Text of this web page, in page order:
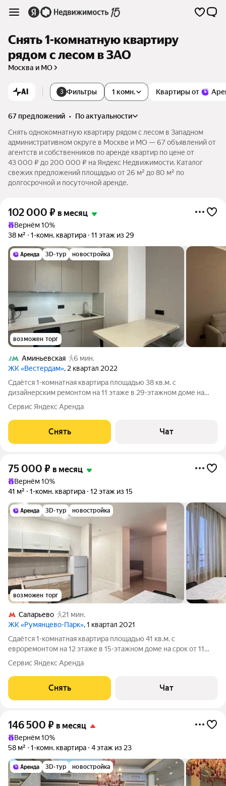
Снять 1-комнатную квартиру
рядом с лесом в ЗАО
Москва и МО
AI 3 Фильтры Квартиры от
1 комн.
67 предложений •
по актуальности
Снять однокомнатную квартиру рядом с лесом в Западном
административном округе в Москве и МО — 67 объявлений от
агентств и собственников по аренде квартир по цене от
43 000 ₽ до 200 000 ₽ на Яндекс Недвижимости. Каталог
свежих предложений площадью от 26 м² до 80 м² по
долгосрочной и посуточной аренде.
102 000 ₽ в месяц
Вернём 10%
38 м²
1-комн. квартира 11 этаж из 29
3D-тур новостройка
возможен торг
Аминьевская
6 мин.
ЖК «Вестердам», 2 квартал 2022
Сдаётся 1-комнатная квартира площадью 38 кв.м. с
дизайнерским ремонтом на 11 этаже в 29-этажном доме на
срок от 11 месяцев. Из техники есть: Духовой шкаф Стиральная
машина Холодильник Посудомоечная машина Кондиционер
Дом - монолитный, окна
Сервис Яндекс Аренда
Снять Чат
75 000 ₽ в месяц
Вернём 10%
41 м²
1-комн. квартира 12 этаж из 15
3D-тур новостройка
возможен торг
Саларьево
21 мин.
ЖК «Румянцево-Парк», 1 квартал 2021
Сдаётся 1-комнатная квартира площадью 41 кв.м. с
евроремонтом на 12 этаже в 15-этажном доме на срок от 11
месяцев. Из техники есть: Телевизор Духовой шкаф
Стиральная машина Холодильник Дом - кирпичный, окна
выходят во двор. В подъезде 2 лифта - 1
Сервис Яндекс Аренда
Снять Чат
146 500 ₽ в месяц
Вернём 10%
58 м²
1-комн. квартира 4 этаж из 23
3D-тур новостройка